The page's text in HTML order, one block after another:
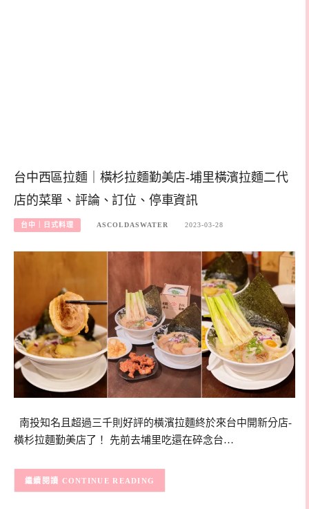
台中西區拉麵｜橫杉拉麵勤美店-埔里橫濱拉麵二代
店的菜單、評論、訂位、停車資訊
台中｜日式料理 ASCOLDASWATER 2023-03-28
南投知名且超過三千則好評的橫濱拉麵終於來台中開新分店-
橫杉拉麵勤美店了！ 先前去埔里吃還在碎念台…
CONTINUE READING